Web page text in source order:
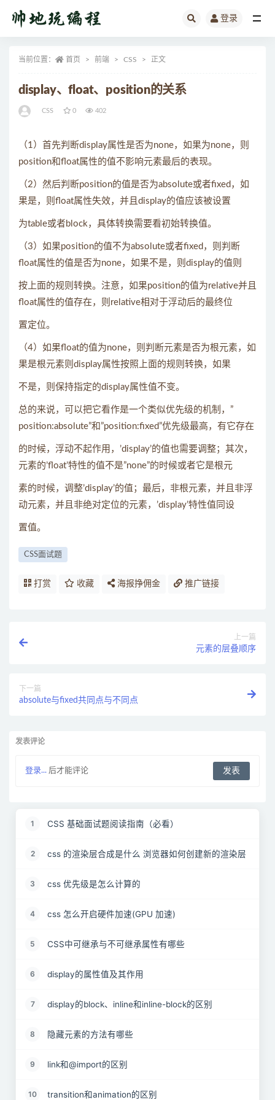
登录
当前位置： 首页 前端 CSS 正文
display、float、position的关系
CSS 0 402
（1）首先判断display属性是否为none，如果为none，则
position和float属性的值不影响元素最后的表现。
（2）然后判断position的值是否为absolute或者fixed，如
果是，则float属性失效，并且display的值应该被设置
为table或者block，具体转换需要看初始转换值。
（3）如果position的值不为absolute或者fixed，则判断
float属性的值是否为none，如果不是，则display的值则
按上面的规则转换。注意，如果position的值为relative并且
float属性的值存在，则relative相对于浮动后的最终位
置定位。
（4）如果float的值为none，则判断元素是否为根元素，如
果是根元素则display属性按照上面的规则转换，如果
不是，则保持指定的display属性值不变。
总的来说，可以把它看作是一个类似优先级的机制，”
position:absolute”和”position:fixed”优先级最高，有它存在
的时候，浮动不起作用，’display’的值也需要调整；其次，
元素的’float’特性的值不是”none”的时候或者它是根元
素的时候，调整’display’的值；最后，非根元素，并且非浮
动元素，并且非绝对定位的元素，’display’特性值同设
置值。
CSS面试题
打赏 收藏 海报挣佣金 推广链接
上一篇
元素的层叠顺序
下一篇
absolute与fixed共同点与不同点
发表评论
登录... 后才能评论
1 CSS 基础面试题阅读指南（必看）
2 css 的渲染层合成是什么 浏览器如何创建新的渲染层
3 css 优先级是怎么计算的
4 css 怎么开启硬件加速(GPU 加速)
5 CSS中可继承与不可继承属性有哪些
6 display的属性值及其作用
7 display的block、inline和inline-block的区别
8 隐藏元素的方法有哪些
9 link和@import的区别
10 transition和animation的区别